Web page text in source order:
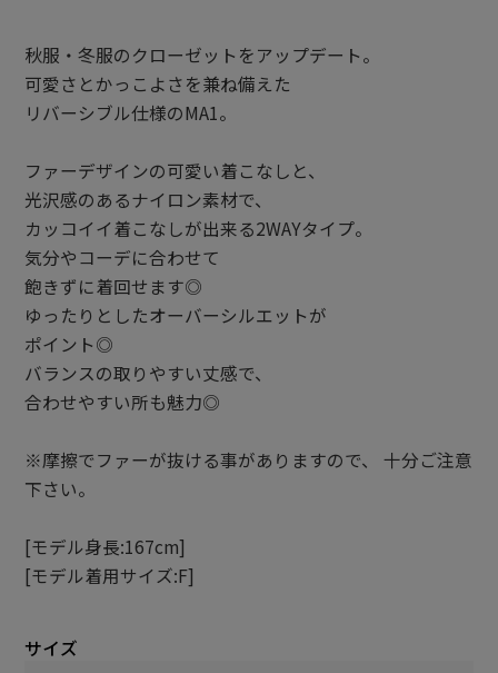
秋服・冬服のクローゼットをアップデート。
可愛さとかっこよさを兼ね備えた
リバーシブル仕様のMA1。
ファーデザインの可愛い着こなしと、
光沢感のあるナイロン素材で、
カッコイイ着こなしが出来る2WAYタイプ。
気分やコーデに合わせて
飽きずに着回せます◎
ゆったりとしたオーバーシルエットが
ポイント◎
バランスの取りやすい丈感で、
合わせやすい所も魅力◎
※摩擦でファーが抜ける事がありますので、 十分ご注意
下さい。
[モデル身長:167cm]
[モデル着用サイズ:F]
サイズ